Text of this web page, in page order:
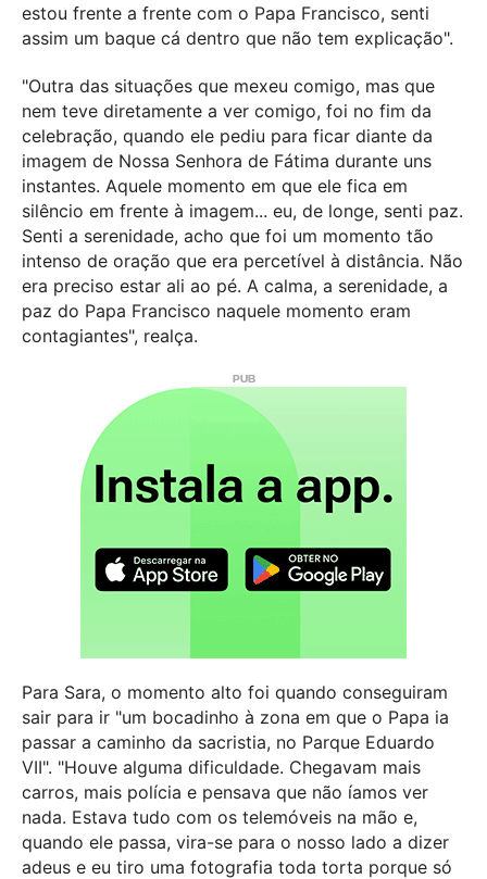
estou frente a frente com o Papa Francisco, senti
assim um baque cá dentro que não tem explicação".
"Outra das situações que mexeu comigo, mas que
nem teve diretamente a ver comigo, foi no fim da
celebração, quando ele pediu para ficar diante da
imagem de Nossa Senhora de Fátima durante uns
instantes. Aquele momento em que ele fica em
silêncio em frente à imagem... eu, de longe, senti paz.
Senti a serenidade, acho que foi um momento tão
intenso de oração que era percetível à distância. Não
era preciso estar ali ao pé. A calma, a serenidade, a
paz do Papa Francisco naquele momento eram
contagiantes", realça.
Para Sara, o momento alto foi quando conseguiram
sair para ir "um bocadinho à zona em que o Papa ia
passar a caminho da sacristia, no Parque Eduardo
VII". "Houve alguma dificuldade. Chegavam mais
carros, mais polícia e pensava que não íamos ver
nada. Estava tudo com os telemóveis na mão e,
quando ele passa, vira-se para o nosso lado a dizer
adeus e eu tiro uma fotografia toda torta porque só